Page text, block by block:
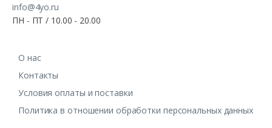
info@4yo.ru
ПН - ПТ / 10.00 - 20.00
О нас
Контакты
Условия оплаты и поставки
Политика в отношении обработки персональных данных